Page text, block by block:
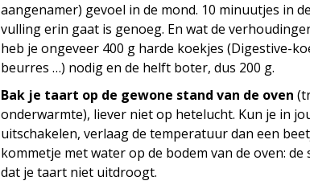
aangenamer) gevoel in de mond. 10 minuutjes in
vulling erin gaat is genoeg. En wat de
heb je ongeveer 400 g harde koekjes (Digestive-
beurres …) nodig en de helft boter, dus 200 g.
Bak je taart op de gewone stand van de oven
onderwarmte), liever niet op hetelucht. Kun je in
uitschakelen, verlaag de temperatuur dan een
kommetje met water op de bodem van de oven:
dat je taart niet uitdroogt.